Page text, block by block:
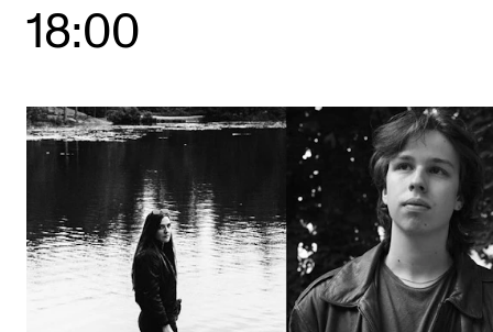
Årsstudium og videreutdanning
STUDENTLIV
Søknad og opptak
Biblioteket
Fagmiljøer
18:00